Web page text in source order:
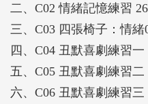
二、C02 情緒記憶練習
三、C03 四張椅子：情緒
四、C04 丑默喜劇練習
五、C05 丑默喜劇練習
六、C06 丑默喜劇練習